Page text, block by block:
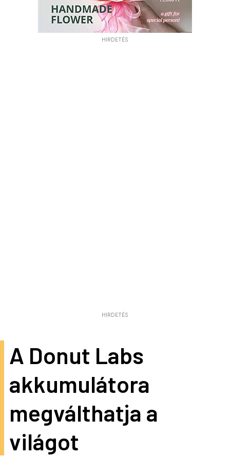
HIRDETÉS
HIRDETÉS
A Donut Labs
akkumulátora
megválthatja a
világot